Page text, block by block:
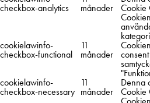
checkbox-analytics månader Cookie
cookielawinfo-
checkbox-functional
11
månader
cookielawinfo-
checkbox-necessary
11
månader
Denna
Cookie